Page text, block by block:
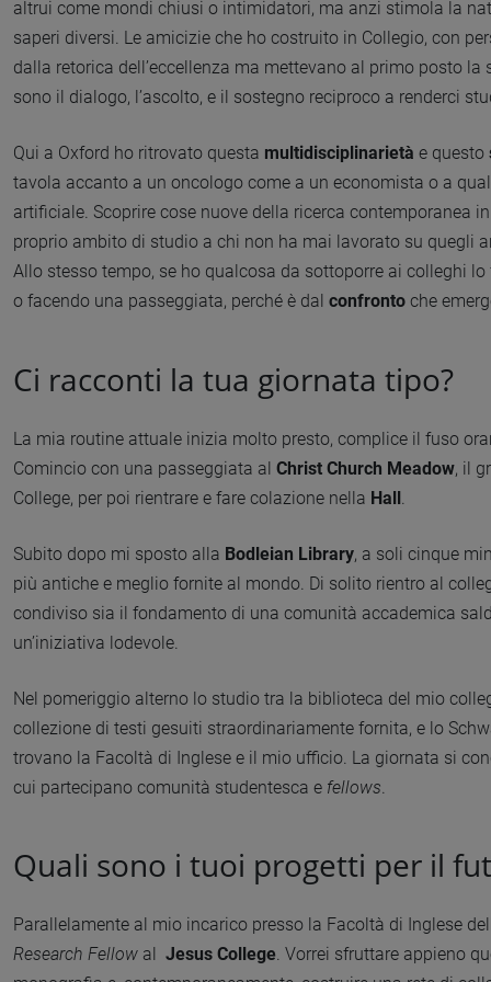
altrui come mondi chiusi o intimidatori, ma anzi stimola la
saperi diversi. Le amicizie che ho costruito in Collegio, con
dalla retorica dell’eccellenza ma mettevano al primo posto la
sono il dialogo, l’ascolto, e il sostegno reciproco a renderci
Qui a Oxford ho ritrovato questa multidisciplinarietà e questo
tavola accanto a un oncologo come a un economista o a
artificiale. Scoprire cose nuove della ricerca contemporanea
proprio ambito di studio a chi non ha mai lavorato su quegli
Allo stesso tempo, se ho qualcosa da sottoporre ai colleghi
o facendo una passeggiata, perché è dal confronto che
Ci racconti la tua giornata tipo?
La mia routine attuale inizia molto presto, complice il fuso
Comincio con una passeggiata al Christ Church Meadow, il
College, per poi rientrare e fare colazione nella Hall
Subito dopo mi sposto alla Bodleian Library, a soli cinque
più antiche e meglio fornite al mondo. Di solito rientro al
condiviso sia il fondamento di una comunità accademica
un’iniziativa lodevole.
Nel pomeriggio alterno lo studio tra la biblioteca del mio
collezione di testi gesuiti straordinariamente fornita, e lo
trovano la Facoltà di Inglese e il mio ufficio. La giornata si
cui partecipano comunità studentesca e fellows
Quali sono i tuoi progetti per il
Parallelamente al mio incarico presso la Facoltà di Inglese
Research Fellow al Jesus College. Vorrei sfruttare appieno